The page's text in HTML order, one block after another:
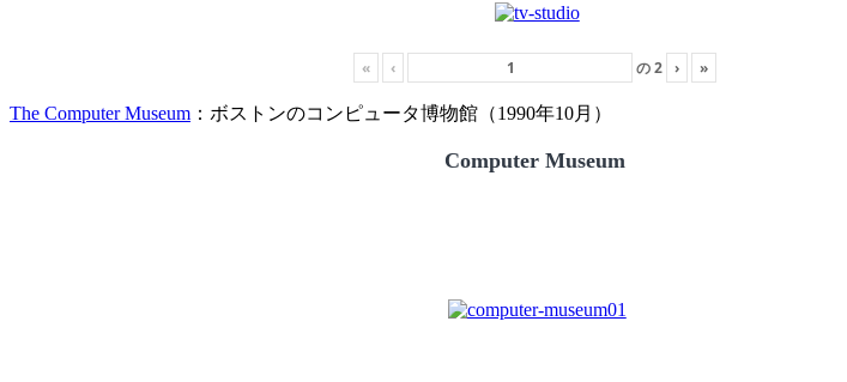
« ‹ の2 › »
The Computer Museum ：ボストンのコンピュータ博物館（1990年10月）
Computer Museum